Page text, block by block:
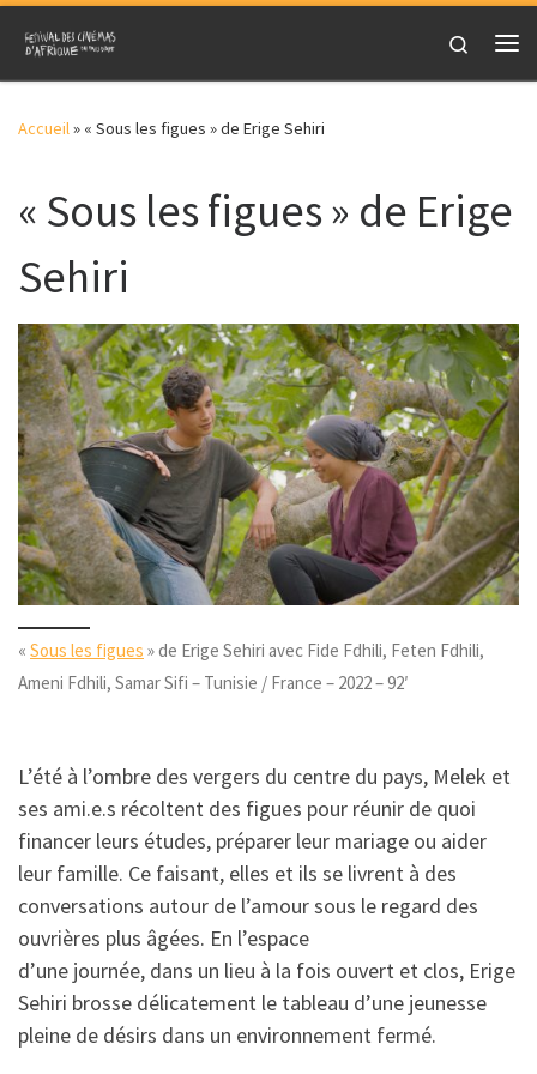
Skip to content
Search
Accueil» « Sous les figues » de Erige Sehiri
« Sous les figues » de Erige
Sehiri
« Sous les figues » de Erige Sehiri avec Fide Fdhili, Feten Fdhili,
Ameni Fdhili, Samar Sifi – Tunisie / France – 2022 – 92′
L’été à l’ombre des vergers du centre du pays, Melek et
ses ami.e.s récoltent des figues pour réunir de quoi
financer leurs études, préparer leur mariage ou aider
leur famille. Ce faisant, elles et ils se livrent à des
conversations autour de l’amour sous le regard des
ouvrières plus âgées. En l’espace
d’une journée, dans un lieu à la fois ouvert et clos, Erige
Sehiri brosse délicatement le tableau d’une jeunesse
pleine de désirs dans un environnement fermé.